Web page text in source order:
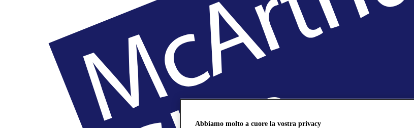
Abbiamo molto a cuore la vostra privacy